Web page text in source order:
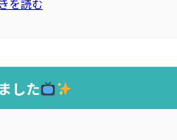
を読む
した